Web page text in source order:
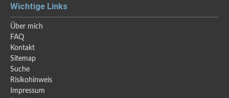
Wichtige Links
Über mich
FAQ
Kontakt
Sitemap
Suche
Risikohinweis
Impressum